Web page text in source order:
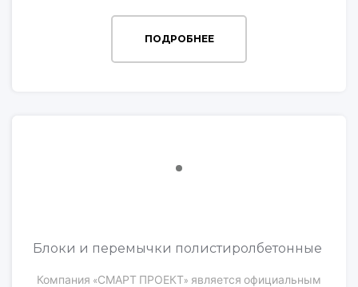
ПОДРОБНЕЕ
Блоки и перемычки полистиролбетонные
Компания «СМАРТ ПРОЕКТ» является официальным